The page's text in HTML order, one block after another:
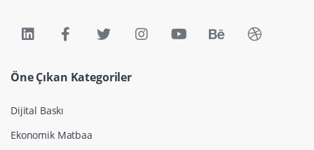
Öne Çıkan Kategoriler
Dijital Baskı
Ekonomik Matbaa